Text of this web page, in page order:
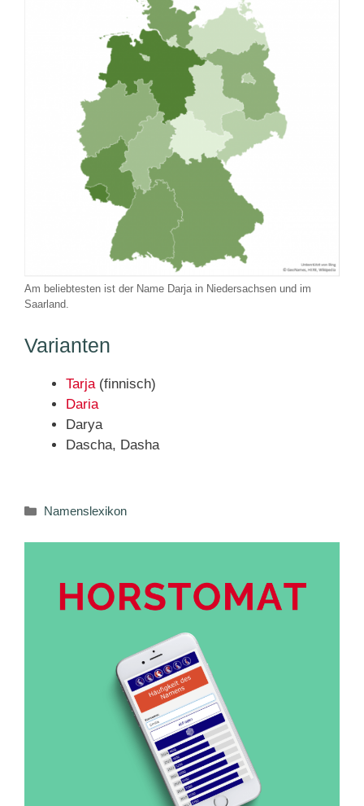
Am beliebtesten ist der Name Darja in Niedersachsen und im
Saarland.
Varianten
Tarja (finnisch)
Daria
Darya
Dascha, Dasha
Kategorien
Namenslexikon